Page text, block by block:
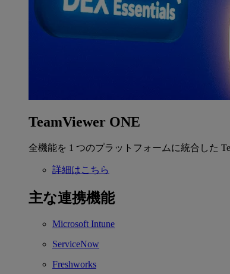
TeamViewer ONE
全機能を 1 つのプラットフォームに統合した
詳細はこちら
主な連携機能
Microsoft Intune
ServiceNow
Freshworks